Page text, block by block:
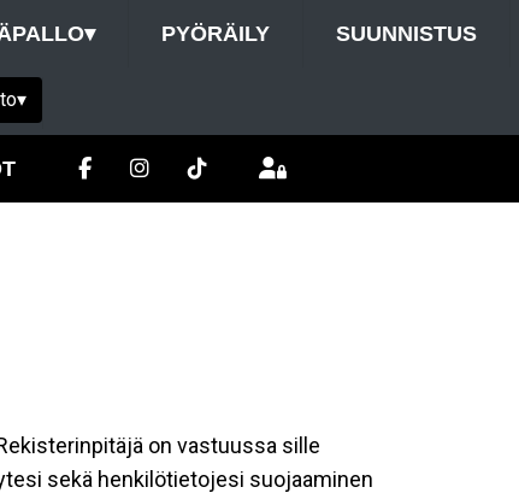
▾ PYÖRÄILY SUUNNISTUS
▾
on vastuussa sille
sekä henkilötietojesi suojaaminen